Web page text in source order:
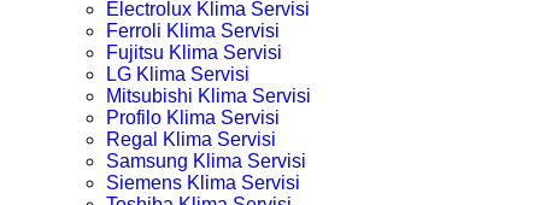
Electrolux Klima Servisi
Ferroli Klima Servisi
Fujitsu Klima Servisi
LG Klima Servisi
Mitsubishi Klima Servisi
Profilo Klima Servisi
Regal Klima Servisi
Samsung Klima Servisi
Siemens Klima Servisi